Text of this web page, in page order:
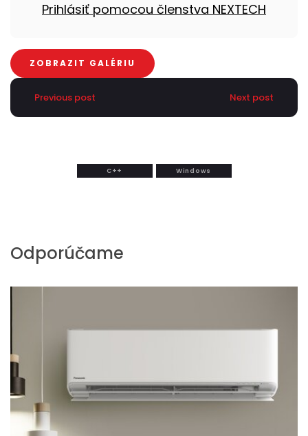
Prihlásiť pomocou členstva NEXTECH
ZOBRAZIT GALÉRIU
Previous post Next post
C++ Windows
Odporúčame